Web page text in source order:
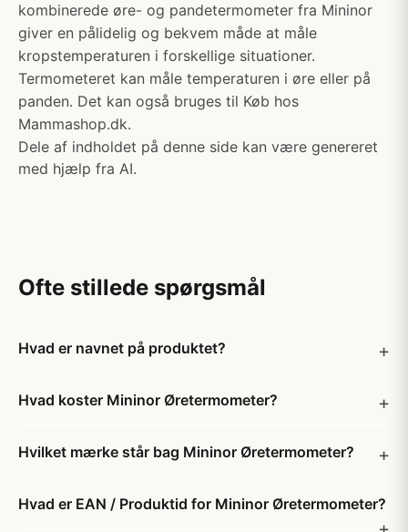
kombinerede øre- og pandetermometer fra Mininor
giver en pålidelig og bekvem måde at måle
kropstemperaturen i forskellige situationer.
Termometeret kan måle temperaturen i øre eller på
panden. Det kan også bruges til Køb hos
Mammashop.dk.
Dele af indholdet på denne side kan være genereret
med hjælp fra AI.
Ofte stillede spørgsmål
Hvad er navnet på produktet?
Hvad koster Mininor Øretermometer?
Hvilket mærke står bag Mininor Øretermometer?
Hvad er EAN / Produktid for Mininor Øretermometer?